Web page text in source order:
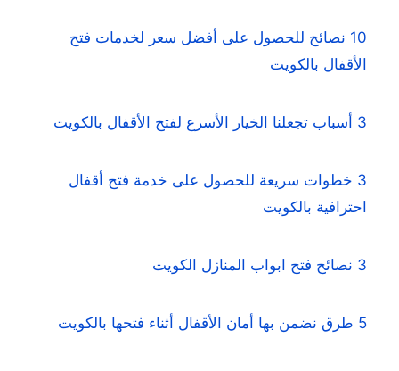
10 نصائح للحصول على أفضل سعر لخدمات فتح
الأقفال بالكويت
3 أسباب تجعلنا الخيار الأسرع لفتح الأقفال بالكويت
3 خطوات سريعة للحصول على خدمة فتح أقفال
احترافية بالكويت
3 نصائح فتح ابواب المنازل الكويت
5 طرق نضمن بها أمان الأقفال أثناء فتحها بالكويت